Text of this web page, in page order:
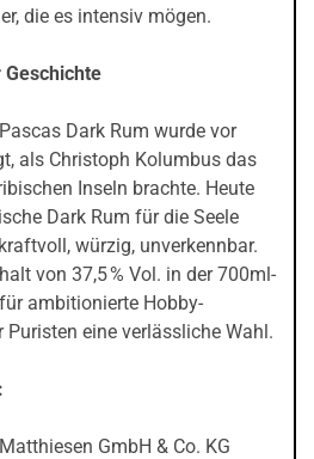
die es intensiv mögen.
Dark Rum wurde vor
als Christoph Kolumbus das
Inseln brachte. Heute
Dark Rum für die Seele
würzig, unverkennbar.
von 37,5 % Vol. in der 700ml-
ambitionierte Hobby-
eine verlässliche Wahl.
GmbH & Co. KG